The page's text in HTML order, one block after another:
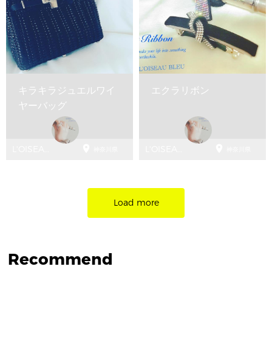
キラキラジュエルワイ
ヤーバッグ
エクラリボン
Load more
Recommend